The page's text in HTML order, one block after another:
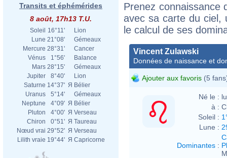
Transits et éphémérides
8 août, 17h13 T.U.
Soleil 16°11'
Lion
Lune 21°08'
Gémeaux
Mercure 28°31'
Cancer
Vénus
1°56'
Balance
Mars 28°15'
Gémeaux
Jupiter
8°40'
Lion
Saturne 14°37' Я Bélier
Uranus
5°14'
Gémeaux
Neptune
4°09' Я Bélier
Pluton
4°00' Я Verseau
Chiron
0°51' Я Taureau
Nœud vrai 29°52' Я Verseau
Lilith vraie 19°44' Я Capricorne
Prenez connaissance
avec sa carte du ciel,
le calcul de ses
Vincent Zulawski
Données de naissance et
Ajouter aux favoris (5
Né le :
à :
Soleil :
Lune :
Dominantes :